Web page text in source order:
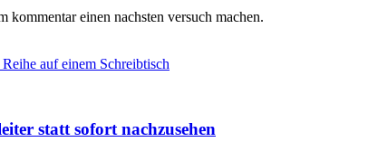
kommentar einen nachsten versuch machen.
statt sofort nachzusehen